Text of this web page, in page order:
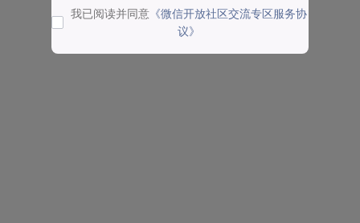
我已阅读并同意 《微信开放社区交流专区服务协
议》